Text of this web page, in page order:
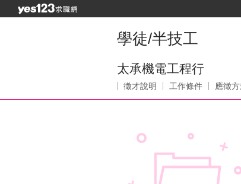
學徒/半技工
太承機電工程行
徵才說明 工作條件 應徵